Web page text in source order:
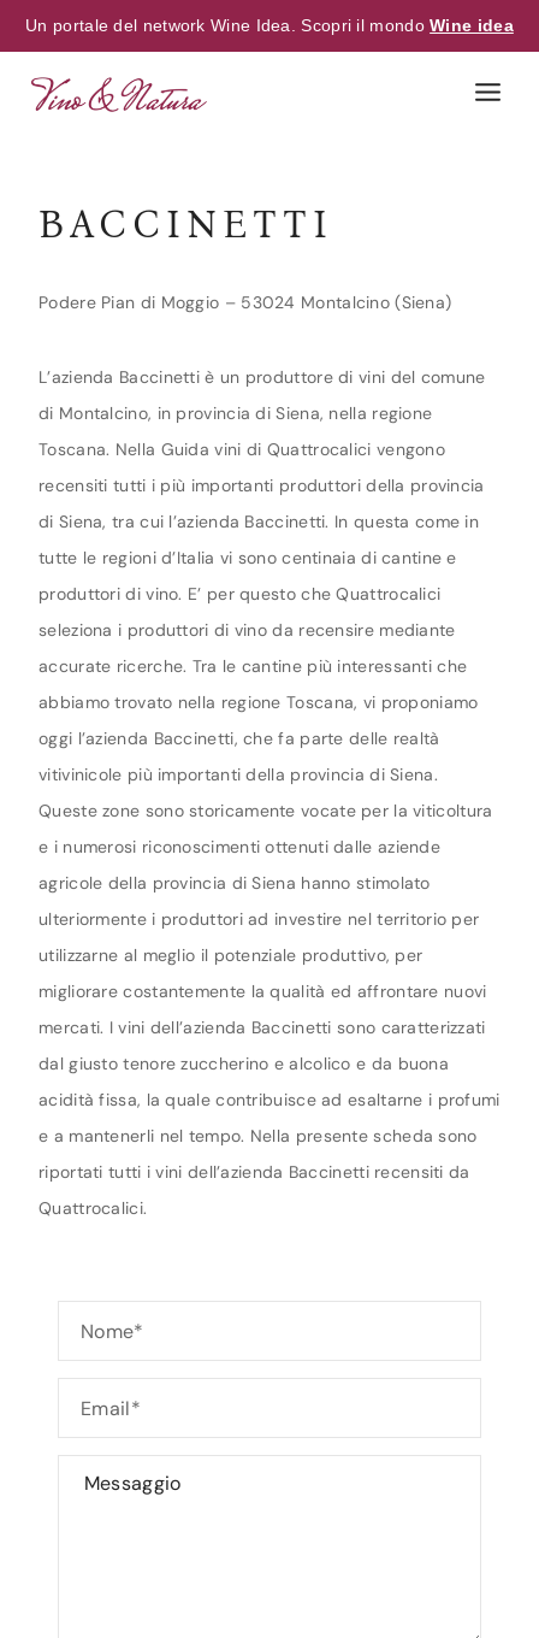
Un portale del network Wine Idea. Scopri il mondoWine idea
BACCINETTI
Podere Pian di Moggio – 53024 Montalcino (Siena)
L’azienda Baccinetti è un produttore di vini del comune
di Montalcino, in provincia di Siena, nella regione
Toscana. Nella Guida vini di Quattrocalici vengono
recensiti tutti i più importanti produttori della provincia
di Siena, tra cui l’azienda Baccinetti. In questa come in
tutte le regioni d’Italia vi sono centinaia di cantine e
produttori di vino. E’ per questo che Quattrocalici
seleziona i produttori di vino da recensire mediante
accurate ricerche. Tra le cantine più interessanti che
abbiamo trovato nella regione Toscana, vi proponiamo
oggi l’azienda Baccinetti, che fa parte delle realtà
vitivinicole più importanti della provincia di Siena.
Queste zone sono storicamente vocate per la viticoltura
e i numerosi riconoscimenti ottenuti dalle aziende
agricole della provincia di Siena hanno stimolato
ulteriormente i produttori ad investire nel territorio per
utilizzarne al meglio il potenziale produttivo, per
migliorare costantemente la qualità ed affrontare nuovi
mercati. I vini dell’azienda Baccinetti sono caratterizzati
dal giusto tenore zuccherino e alcolico e da buona
acidità fissa, la quale contribuisce ad esaltarne i profumi
e a mantenerli nel tempo. Nella presente scheda sono
riportati tutti i vini dell’azienda Baccinetti recensiti da
Quattrocalici.